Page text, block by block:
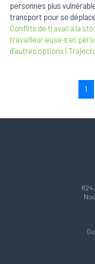
personnes plus
transport pour se
Conflits de travail à la
travailleur·euse·s et
d’autres options |
1